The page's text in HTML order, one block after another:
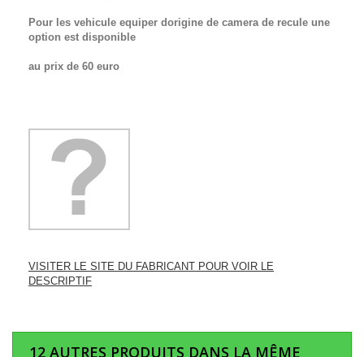
Pour les vehicule equiper dorigine de camera de recule une
option est disponible
au prix de 60 euro
VISITER LE SITE DU FABRICANT POUR VOIR LE
DESCRIPTIF
12 AUTRES PRODUITS DANS LA MÊME